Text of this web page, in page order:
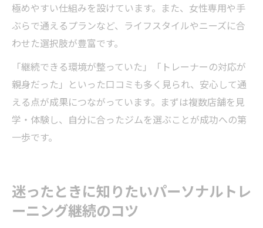
極めやすい仕組みを設けています。また、女性専用や手
ぶらで通えるプランなど、ライフスタイルやニーズに合
わせた選択肢が豊富です。
「継続できる環境が整っていた」「トレーナーの対応が
親身だった」といった口コミも多く見られ、安心して通
える点が成果につながっています。まずは複数店舗を見
学・体験し、自分に合ったジムを選ぶことが成功への第
一歩です。
迷ったときに知りたいパーソナルトレ
ーニング継続のコツ